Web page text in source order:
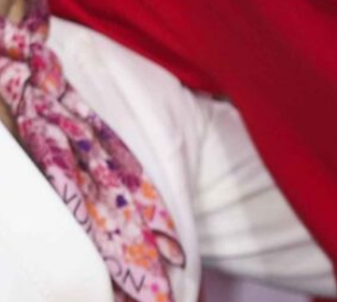
¿Código de ética?